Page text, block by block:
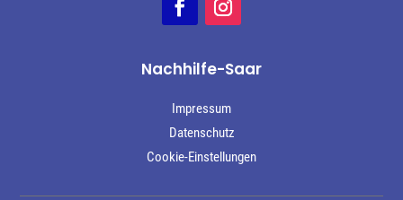
Nachhilfe-Saar
Impressum
Datenschutz
Cookie-Einstellungen